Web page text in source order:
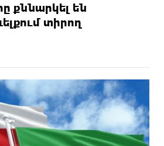
քննարկել են
տիրող